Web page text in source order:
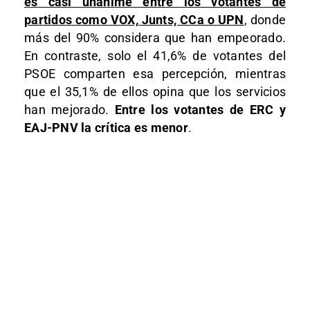
partidos como VOX, Junts, CCa o UPN, donde
más del 90% considera que han empeorado.
En contraste, solo el 41,6% de votantes del
PSOE comparten esa percepción, mientras
que el 35,1% de ellos opina que los servicios
han mejorado. Entre los votantes de ERC y
EAJ-PNV la crítica es menor.